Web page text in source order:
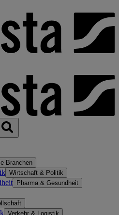
Branchen
Wirtschaft & Politik
Pharma & Gesundheit
Verkehr & Logistik